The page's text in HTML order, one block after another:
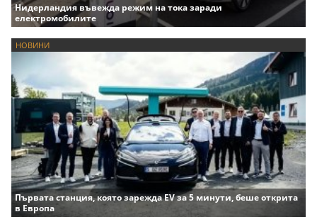
Нидерландия въвежда режим на тока заради
електромобилите
НОВИНИ
Първата станция, която зарежда EV за 5 минути, беше открита
в Европа